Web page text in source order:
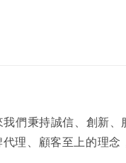
們秉持誠信、創新
理、顧客至上的理念